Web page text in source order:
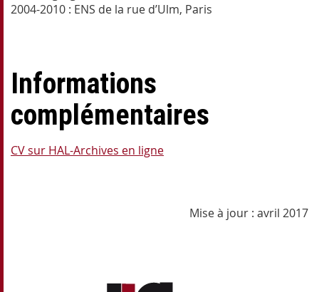
2004-2010 : ENS de la rue d’Ulm, Paris
Informations
complémentaires
CV sur HAL-Archives en ligne
Mise à jour : avril 2017